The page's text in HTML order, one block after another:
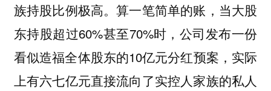
族持股比例极高。算一笔简单的账，当大股
东持股超过60%甚至70%时，公司发布一份
看似造福全体股东的10亿元分红预案，实际
上有六七亿元直接流向了实控人家族的私人